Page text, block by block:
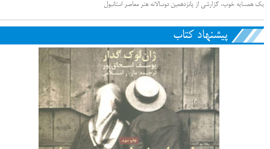
یک همسایه خوب، گزارشی از پانزدهمین دوسالانه هنر معاصر استانبول
پیشنهاد کتاب